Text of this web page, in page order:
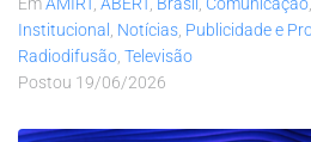
EmAMIRT , ABERT , Brasil , Comunicação,
Institucional , Notícias, Publicidade e
Radiodifusão, Televisão
Postou 19/06/2026